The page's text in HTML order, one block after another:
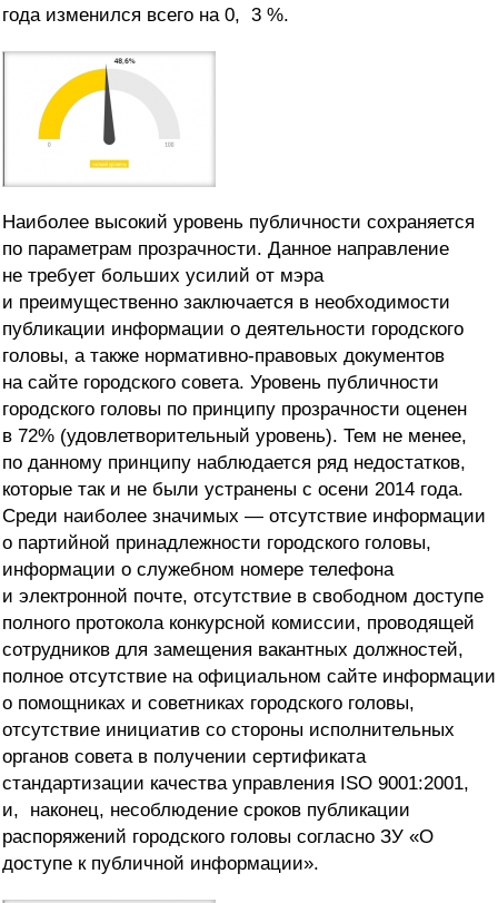
года изменился всего на 0, 3 %.
Наиболее высокий уровень публичности сохраняется
по параметрам прозрачности. Данное направление
не требует больших усилий от мэра
и преимущественно заключается в необходимости
публикации информации о деятельности городского
головы, а также нормативно-правовых документов
на сайте городского совета. Уровень публичности
городского головы по принципу прозрачности оценен
в 72% (удовлетворительный уровень). Тем не менее,
по данному принципу наблюдается ряд недостатков,
которые так и не были устранены с осени 2014 года.
Среди наиболее значимых — отсутствие информации
о партийной принадлежности городского головы,
информации о служебном номере телефона
и электронной почте, отсутствие в свободном доступе
полного протокола конкурсной комиссии, проводящей
сотрудников для замещения вакантных должностей,
полное отсутствие на официальном сайте информации
о помощниках и советниках городского головы,
отсутствие инициатив со стороны исполнительных
органов совета в получении сертификата
стандартизации качества управления ISO 9001:2001,
и, наконец, несоблюдение сроков публикации
распоряжений городского головы согласно ЗУ «О
доступе к публичной информации».